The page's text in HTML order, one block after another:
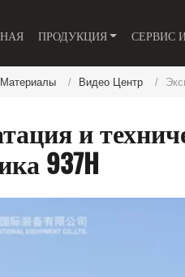
ПРОДУКЦИЯ СЕРВИС
Видео Центр
и
937H